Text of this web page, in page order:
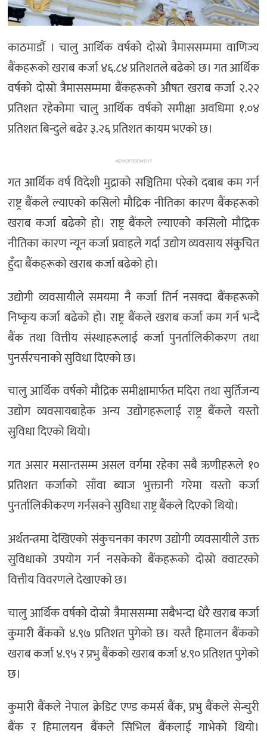
English
काठमाडौं । चालु आर्थिक वर्षको दोस्रो त्रैमाससम्ममा वाणिज्य
बैंकहरूको खराब कर्जा ४६.८४ प्रतिशतले बढेको छ। गत आर्थिक
वर्षको दोस्रो त्रैमाससम्ममा बैंकहरूको औषत खराब कर्जा २.२२
प्रतिशत रहेकोमा चालु आर्थिक वर्षको समीक्षा अवधिमा १.०४
प्रतिशत बिन्दुले बढेर ३.२६ प्रतिशत कायम भएको छ।
ADVERTISEMENT
गत आर्थिक वर्ष विदेशी मुद्राको सञ्चितिमा परेको दबाब कम गर्न
राष्ट्र बैंकले ल्याएको कसिलो मौद्रिक नीतिका कारण बैंकहरूको
खराब कर्जा बढेको हो। राष्ट्र बैंकले ल्याएको कसिलो मौद्रिक
नीतिका कारण न्यून कर्जा प्रवाहले गर्दा उद्योग व्यवसाय संकुचित
हुँदा बैंकहरूको खराब कर्जा बढेको हो।
उद्योगी व्यवसायीले समयमा नै कर्जा तिर्न नसक्दा बैंकहरूको
निष्कृय कर्जा बढेको हो। राष्ट्र बैंकले खराब कर्जा कम गर्न भन्दै
बैंक तथा वित्तीय संस्थाहरूलाई कर्जा पुनर्तालिकीकरण तथा
पुनर्संरचनाको सुविधा दिएको छ।
चालु आर्थिक वर्षको मौद्रिक समीक्षामार्फत मदिरा तथा सुर्तिजन्य
उद्योग व्यवसायबाहेक अन्य उद्योगहरूलाई राष्ट्र बैंकले यस्तो
सुविधा दिएको थियो।
गत असार मसान्तसम्म असल वर्गमा रहेका सबै ऋणीहरूले १०
प्रतिशत कर्जाको साँवा ब्याज भुक्तानी गरेमा यस्तो कर्जा
पुनर्तालिकीकरण गर्नसक्ने सुविधा राष्ट्र बैंकले दिएको थियो।
अर्थतन्त्रमा देखिएको संकुचनका कारण उद्योगी व्यवसायीले उक्त
सुविधाको उपयोग गर्न नसकेको बैंकहरूको दोस्रो क्वाटरको
वित्तीय विवरणले देखाएको छ।
चालु आर्थिक वर्षको दोस्रो त्रैमाससम्मा सबैभन्दा धेरै खराब कर्जा
कुमारी बैंकको ४.९७ प्रतिशत पुगेको छ। यस्तै हिमालन बैंकको
खराब कर्जा ४.९५ र प्रभु बैंकको खराब कर्जा ४.९० प्रतिशत पुगेको
छ।
कुमारी बैंकले नेपाल क्रेडिट एण्ड कमर्स बैंक, प्रभु बैंकले सेन्चुरी
बैंक र हिमालयन बैंकले सिभिल बैंकलाई गाभेको थियो।